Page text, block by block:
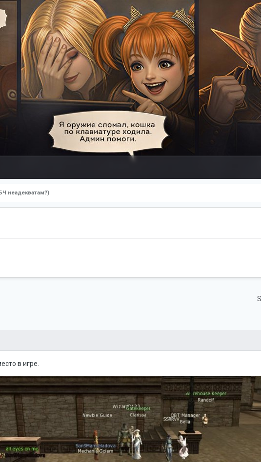
неадекватам?)
в игре.